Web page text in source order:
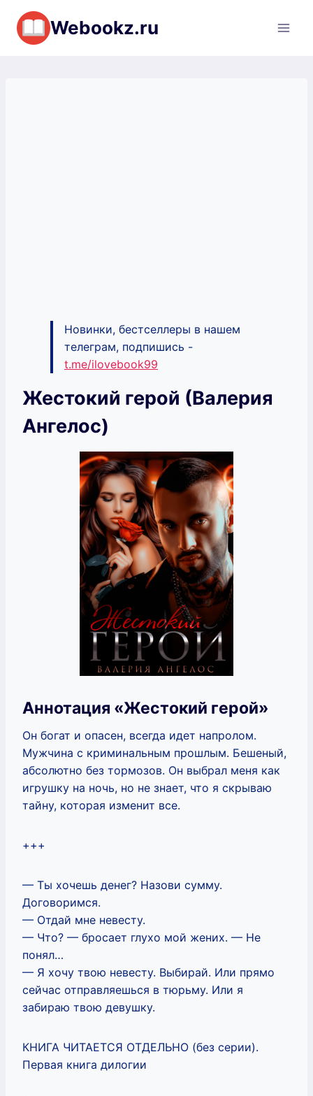
Перейти
содержимому
Webookz.ru
Новинки, бестселлеры в нашем
телеграм, подпишись -
t.me/ilovebook99
Жестокий герой (Валерия
Ангелос)
Аннотация «Жестокий герой»
Он богат и опасен, всегда идет напролом.
Мужчина с криминальным прошлым. Бешеный,
абсолютно без тормозов. Он выбрал меня как
игрушку на ночь, но не знает, что я скрываю
тайну, которая изменит все.
+++
— Ты хочешь денег? Назови сумму.
Договоримся.
— Отдай мне невесту.
— Что? — бросает глухо мой жених. — Не
понял…
— Я хочу твою невесту. Выбирай. Или прямо
сейчас отправляешься в тюрьму. Или я
забираю твою девушку.
КНИГА ЧИТАЕТСЯ ОТДЕЛЬНО (без серии).
Первая книга дилогии